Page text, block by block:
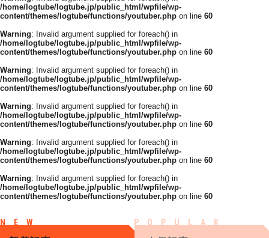
/home/logtube/logtube.jp/public_html/wpfile/wp-
content/themes/logtube/functions/youtuber.php on line 60
Warning: Invalid argument supplied for foreach() in
/home/logtube/logtube.jp/public_html/wpfile/wp-
content/themes/logtube/functions/youtuber.php on line 60
Warning: Invalid argument supplied for foreach() in
/home/logtube/logtube.jp/public_html/wpfile/wp-
content/themes/logtube/functions/youtuber.php on line 60
Warning: Invalid argument supplied for foreach() in
/home/logtube/logtube.jp/public_html/wpfile/wp-
content/themes/logtube/functions/youtuber.php on line 60
Warning: Invalid argument supplied for foreach() in
/home/logtube/logtube.jp/public_html/wpfile/wp-
content/themes/logtube/functions/youtuber.php on line 60
Warning: Invalid argument supplied for foreach() in
/home/logtube/logtube.jp/public_html/wpfile/wp-
content/themes/logtube/functions/youtuber.php on line 60